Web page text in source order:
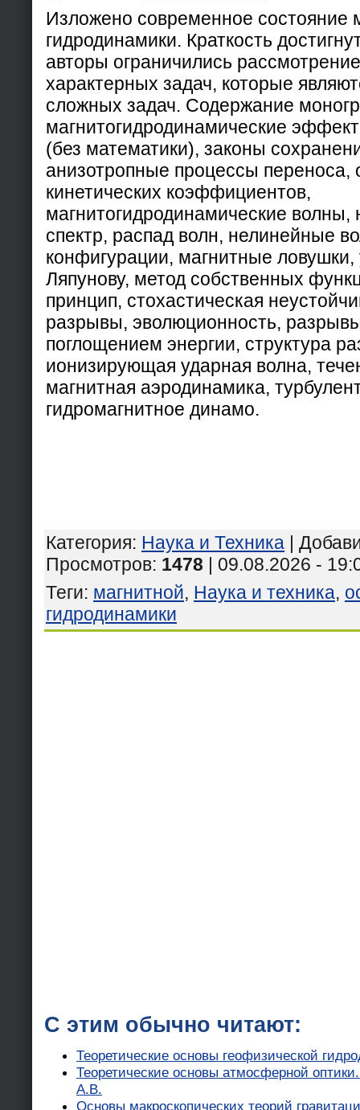
Изложено современное состояние
гидродинамики. Краткость
авторы ограничились
характерных задач, которые
сложных задач. Содержание
магнитогидродинамические
(без математики), законы
анизотропные процессы переноса,
кинетических коэффициентов,
магнитогидродинамические
спектр, распад волн, нелинейные
конфигурации, магнитные ловушки,
Ляпунову, метод собственных
принцип, стохастическая
разрывы, эволюционность,
поглощением энергии, структура
ионизирующая ударная волна,
магнитная аэродинамика,
гидромагнитное динамо.
Категория: Наука и Техника |
Просмотров: 1478 | 09.08.2026 -
Теги: магнитной, Наука и техника,
гидродинамики
С этим обычно читают:
Теоретические основы геофизической
Теоретические основы атмосферной
А.В.
Основы макроскопических теорий